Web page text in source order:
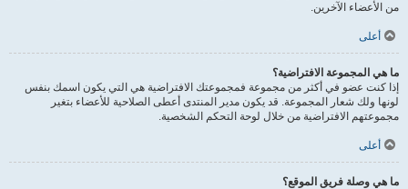
من الأعضاء الآخرين.
أعلى
ما هي المجموعة الافتراضية؟
إذا كنت عضو في أكثر من مجموعة فمجموعتك الافتراضية هي التي يكون اسمك بنفس
لونها ولك شعار المجموعة. قد يكون مدير المنتدى أعطى الصلاحية للأعضاء بتغير
مجموعتهم الافتراضية من خلال لوحة التحكم الشخصية.
أعلى
ما هي وصلة فريق الموقع؟